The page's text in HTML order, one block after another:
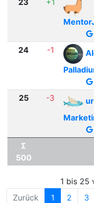
23
+1
24 -1
25 -3
Σ
500
1 bis 25
Zurück
1 2 3